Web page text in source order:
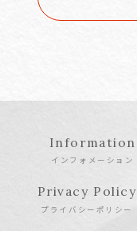
Information
インフォメーション
Privacy Policy
プライバシーポリシー